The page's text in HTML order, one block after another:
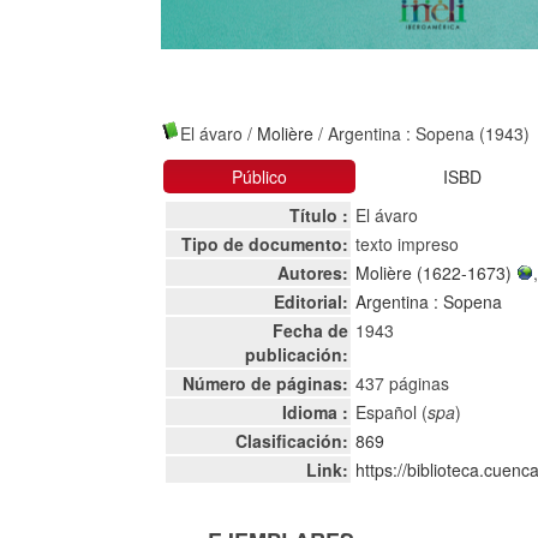
El ávaro / Molière / Argentina : Sopena (1943)
Público
ISBD
Título : El ávaro
Tipo de documento: texto impreso
Autores: Molière (1622-1673)
Editorial: Argentina : Sopena
Fecha de
publicación:
1943
Número de páginas: 437 páginas
Idioma : Español (spa)
Clasificación: 869
Link: https://